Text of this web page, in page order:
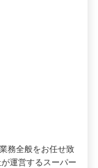
務全般をお任せ致
運営するスーパー